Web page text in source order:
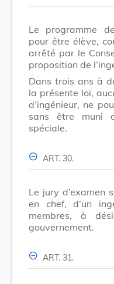
Le programme
pour être élève,
arrêté par le
proposition de
Dans trois ans à
la présente loi,
d’ingénieur, ne
sans être muni
spéciale.
ART. 30.
Le jury d’examen
en chef, d’un
membres, à
gouvernement.
ART. 31.